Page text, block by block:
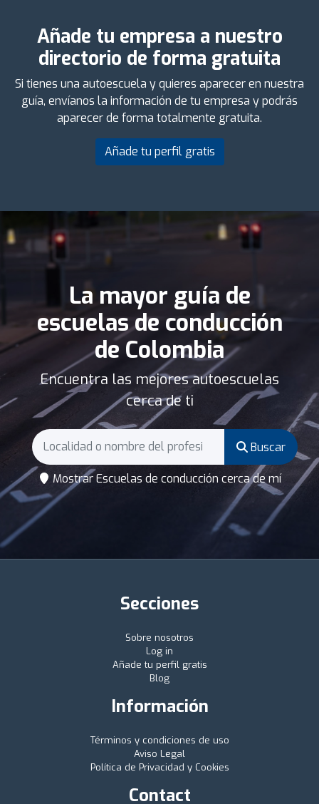
Añade tu empresa a nuestro
directorio de forma gratuita
Si tienes una autoescuela y quieres aparecer en nuestra
guía, envíanos la información de tu empresa y podrás
aparecer de forma totalmente gratuita.
Añade tu perfil gratis
La mayor guía de
escuelas de conducción
de Colombia
Encuentra las mejores autoescuelas
cerca de ti
Buscar
Mostrar Escuelas de conducción cerca de mí
Secciones
Sobre nosotros
Log in
Añade tu perfil gratis
Blog
Información
Términos y condiciones de uso
Aviso Legal
Política de Privacidad y Cookies
Contact